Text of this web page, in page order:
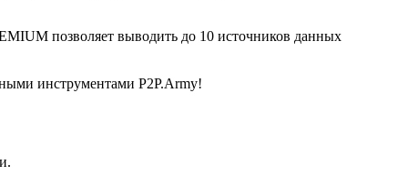
позволяет выводить до 10 источников данных
инструментами P2P.Army!